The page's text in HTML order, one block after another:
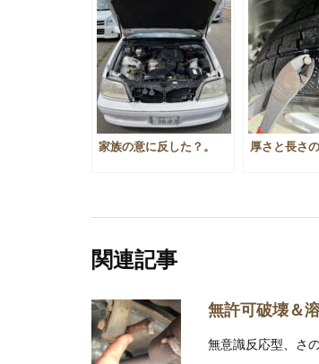
家族の意に反した？。 厚さと長さの
関連記事
無許可破壊＆溶
無意識反応型、さ